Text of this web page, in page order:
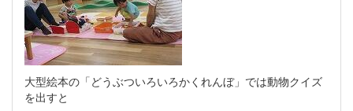
大型絵本の「どうぶついろいろかくれんぼ」では動物クイズ
を出すと